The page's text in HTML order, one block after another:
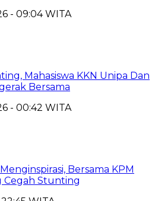
- 09:04 WITA
Mahasiswa KKN Unipa Dan
Bersama
- 00:42 WITA
Bersama KPM
Cegah Stunting